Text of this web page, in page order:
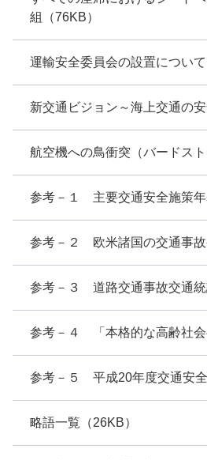
組（76KB）
運輸安全委員会の設置について
新交通ビジョン～海上交通の
航空機への鳥衝突（バードス
参考－１ 主要交通安全施策年
参考－２ 欧米諸国の交通事故
参考－３ 道路交通事故交通統
参考－４ 「本格的な高齢社会
参考－５ 平成20年度交通安
略語一覧（26KB）